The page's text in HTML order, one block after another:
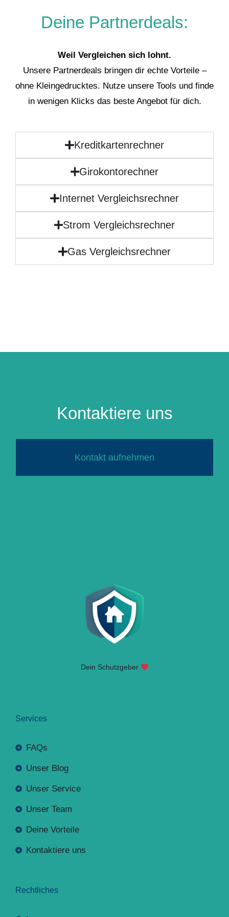
Deine Partnerdeals:
Weil Vergleichen sich lohnt.
Unsere Partnerdeals bringen dir echte Vorteile –
ohne Kleingedrucktes. Nutze unsere Tools und finde
in wenigen Klicks das beste Angebot für dich.
Kreditkartenrechner
Girokontorechner
Internet Vergleichsrechner
Strom Vergleichsrechner
Gas Vergleichsrechner
Kontaktiere uns
Kontakt aufnehmen
Dein Schutzgeber
Services
FAQs
Unser Blog
Unser Service
Unser Team
Deine Vorteile
Kontaktiere uns
Rechtliches